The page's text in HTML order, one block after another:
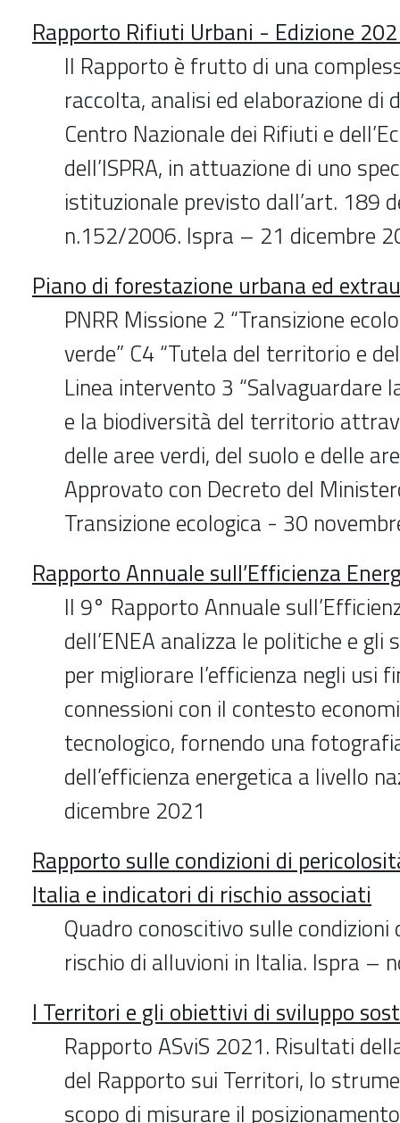
Rapporto Rifiuti Urbani - Edizione
Il Rapporto è frutto di una
raccolta, analisi ed elaborazione di
Centro Nazionale dei Rifiuti e
dell’ISPRA, in attuazione di uno
istituzionale previsto dall’art. 189
n.152/2006. Ispra – 21 dicembre
Piano di forestazione urbana ed
PNRR Missione 2 “Transizione
verde” C4 “Tutela del territorio e
Linea intervento 3 “Salvaguardare
e la biodiversità del territorio
delle aree verdi, del suolo e delle
Approvato con Decreto del
Transizione ecologica - 30
Rapporto Annuale sull’Efficienza
Il 9° Rapporto Annuale
dell’ENEA analizza le politiche e
per migliorare l’efficienza negli usi
connessioni con il contesto
tecnologico, fornendo una
dell’efficienza energetica a livello
dicembre 2021
Rapporto sulle condizioni di
Italia e indicatori di rischio associati
Quadro conoscitivo sulle
rischio di alluvioni in Italia. Ispra –
I Territori e gli obiettivi di sviluppo
Rapporto ASviS 2021. Risultati
del Rapporto sui Territori, lo
scopo di misurare il